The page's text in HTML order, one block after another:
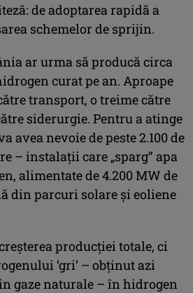
de adoptarea rapidă a
schemelor de sprijin.
ar urma să producă circa
curat pe an. Aproape
transport, o treime către
siderurgie. Pentru a atinge
avea nevoie de peste 2.100 de
– instalaţii care „sparg” apa
alimentate de 4.200 MW de
din parcuri solare şi eoliene
producţiei totale, ci
‘gri’ – obţinut azi
gaze naturale – în hidrogen